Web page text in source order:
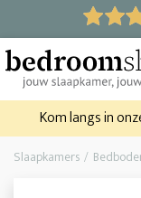
Kom langs in
Slaapkamers